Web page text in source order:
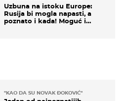
Uzbuna na istoku Europe:
Rusija bi mogla napasti, a
poznato i kada! Moguć i
"KAO DA SU NOVAK ĐOKOVIĆ"